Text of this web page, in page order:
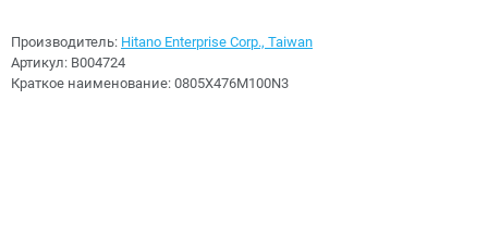
Производитель: Hitano Enterprise Corp., Taiwan
Артикул: B004724
Краткое наименование: 0805X476M100N3